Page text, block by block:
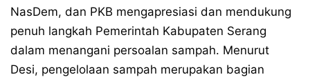
NasDem, dan PKB mengapresiasi dan mendukung
penuh langkah Pemerintah Kabupaten Serang
dalam menangani persoalan sampah. Menurut
Desi, pengelolaan sampah merupakan bagian